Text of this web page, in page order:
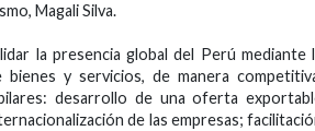
Magali Silva.
la presencia global del Perú mediante
y servicios, de manera
desarrollo de una oferta
de las empresas;